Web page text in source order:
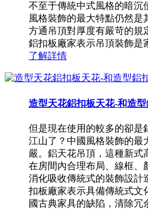
不至于傳統中式風格的暗沉
風格裝飾的最大特點仍然是
方通吊頂對厚度有嚴苛的規
鋁扣板廠家表示吊頂裝飾是
了解詳情
造型天花鋁扣板天花-和造
但是現在使用的較多的卻是
江山了？中國風格裝飾的最
嚴。鋁天花吊頂，這種新式
在房間內合理布局、線框、
消化吸收傳統式的裝飾設計
扣板廠家表示具備傳統式文
國古典家具的缺陷，清除